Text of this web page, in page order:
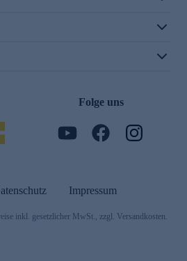
Folge uns
Impressum
inkl. gesetzlicher MwSt., zzgl. Versandkosten.